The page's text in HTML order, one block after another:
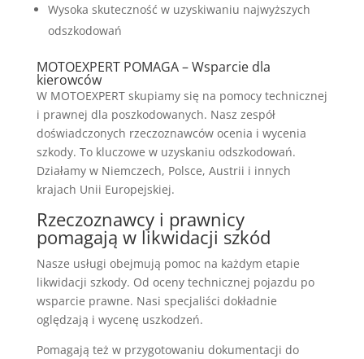
Wysoka skuteczność w uzyskiwaniu najwyższych
odszkodowań
MOTOEXPERT POMAGA – Wsparcie dla
kierowców
W MOTOEXPERT skupiamy się na pomocy technicznej
i prawnej dla poszkodowanych. Nasz zespół
doświadczonych rzeczoznawców ocenia i wycenia
szkody. To kluczowe w uzyskaniu odszkodowań.
Działamy w Niemczech, Polsce, Austrii i innych
krajach Unii Europejskiej.
Rzeczoznawcy i prawnicy
pomagają w likwidacji szkód
Nasze usługi obejmują pomoc na każdym etapie
likwidacji szkody. Od oceny technicznej pojazdu po
wsparcie prawne. Nasi specjaliści dokładnie
oględzają i wycenę uszkodzeń.
Pomagają też w przygotowaniu dokumentacji do